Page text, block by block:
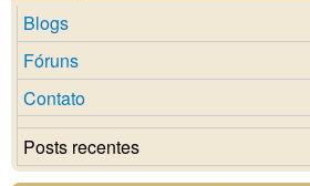
Blogs
Fóruns
Contato
Posts recentes